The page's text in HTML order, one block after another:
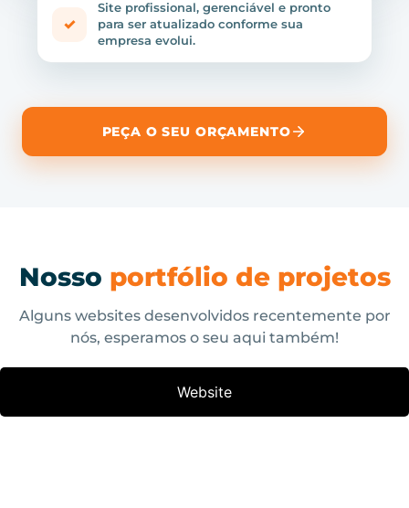
✓
Site profissional, gerenciável e pronto
para ser atualizado conforme sua
empresa evolui.
PEÇA O SEU ORÇAMENTO
Nosso portfólio de projetos
Alguns websites desenvolvidos recentemente por
nós, esperamos o seu aqui também!
Website